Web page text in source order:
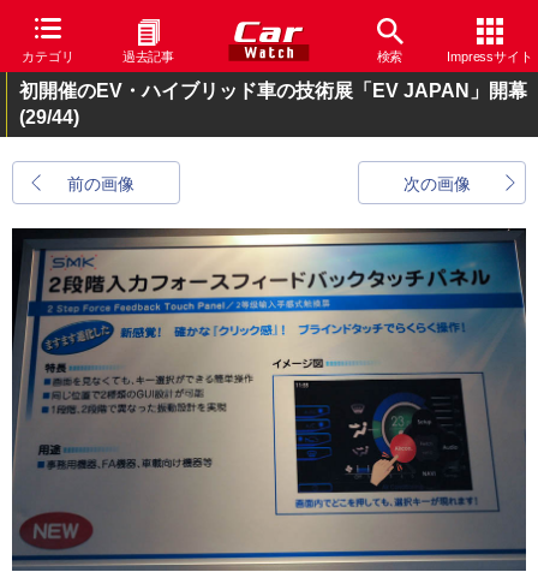
カテゴリ 過去記事 検索 Impressサイト
初開催のEV・ハイブリッド車の技術展「EV JAPAN」開幕
(29/44)
前の画像 次の画像